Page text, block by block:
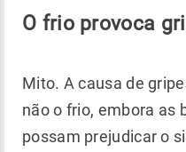
O frio provoca
Mito. A causa de
não o frio, embora as
possam prejudicar o